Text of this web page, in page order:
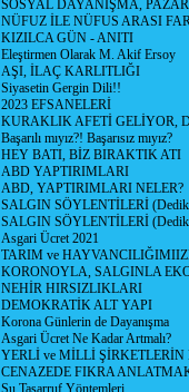
SOSYAL DAYANIŞMA,
NÜFUZ İLE NÜFUS ARASI
KIZILCA GÜN - ANITI
Eleştirmen Olarak M. Akif Ersoy
AŞI, İLAÇ KARLITLIĞI
Siyasetin Gergin Dili!!
2023 EFSANELERİ
KURAKLIK AFETİ GELİYOR,
Başarılı mıyız?! Başarısız mıyız?
HEY BATI, BİZ BIRAKTIK ATI
ABD YAPTIRIMLARI
ABD, YAPTIRIMLARI NELER?
SALGIN SÖYLENTİLERİ
SALGIN SÖYLENTİLERİ
Asgari Ücret 2021
TARIM ve
KORONOYLA, SALGINLA
NEHİR HIRSIZLIKLARI
DEMOKRATİK ALT YAPI
Korona Günlerin de Dayanışma
Asgari Ücret Ne Kadar Artmalı?
YERLİ ve MİLLİ
CENAZEDE FIKRA
Su Tasarruf Yöntemleri